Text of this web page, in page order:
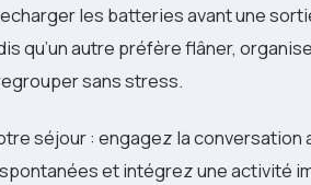
les batteries avant une
qu’un autre préfère flâner,
sans stress.
séjour : engagez la
et intégrez une activité